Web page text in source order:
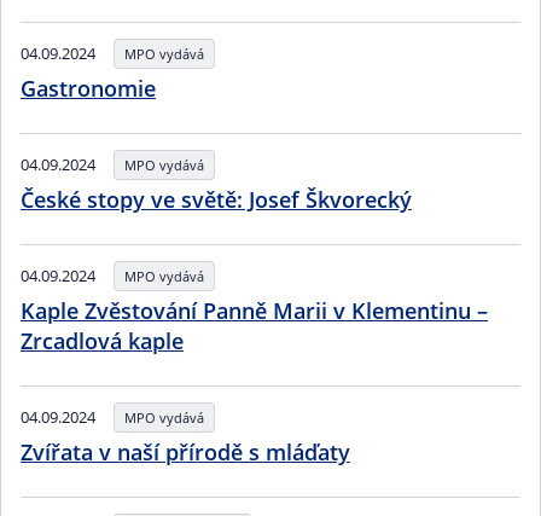
04.09.2024 MPO vydává
Gastronomie
04.09.2024 MPO vydává
České stopy ve světě: Josef Škvorecký
04.09.2024 MPO vydává
Kaple Zvěstování Panně Marii v Klementinu –
Zrcadlová kaple
04.09.2024 MPO vydává
Zvířata v naší přírodě s mláďaty